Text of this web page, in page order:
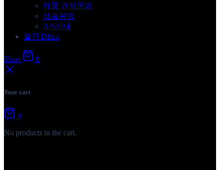
제품 견적문의
제휴문의
A/S안내
월간 Dflux
Shop 0
Your cart
0
No products in the cart.